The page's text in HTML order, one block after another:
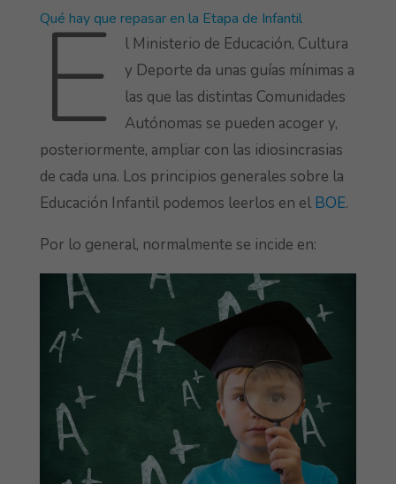
Qué hay que repasar en la Etapa de Infantil
E
l Ministerio de Educación, Cultura
y Deporte da unas guías mínimas a
las que las distintas Comunidades
Autónomas se pueden acoger y,
posteriormente, ampliar con las idiosincrasias
de cada una. Los principios generales sobre la
Educación Infantil podemos leerlos en el BOE.
Por lo general, normalmente se incide en: